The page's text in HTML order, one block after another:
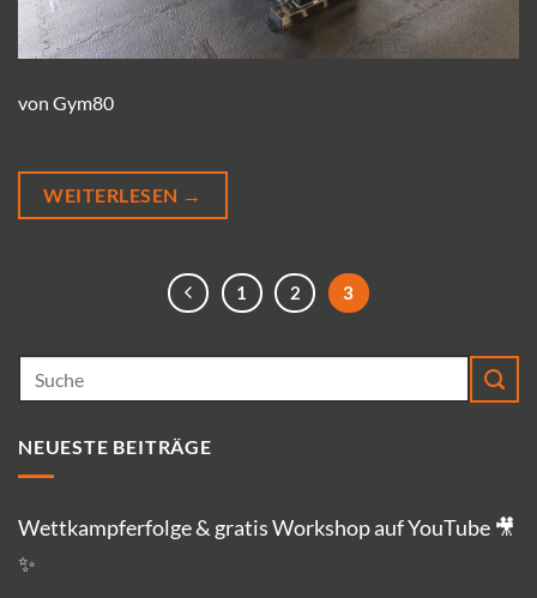
von Gym80
WEITERLESEN →
1 2 3
NEUESTE BEITRÄGE
Wettkampferfolge & gratis Workshop auf YouTube 🎥
✨